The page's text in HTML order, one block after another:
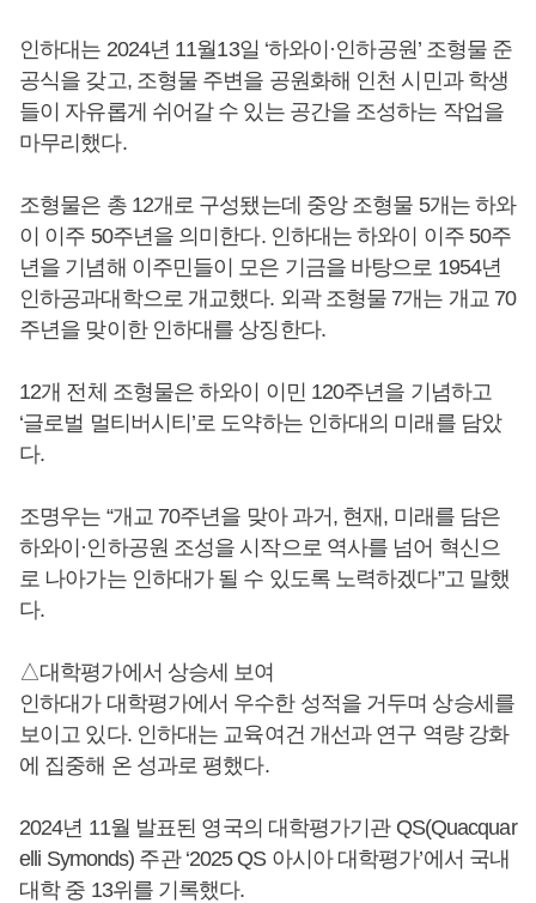
인하대는 2024년 11월13일 ‘하와이·인하공원’ 조형물 준
공식을 갖고, 조형물 주변을 공원화해 인천 시민과 학생
들이 자유롭게 쉬어갈 수 있는 공간을 조성하는 작업을
마무리했다.
조형물은 총 12개로 구성됐는데 중앙 조형물 5개는 하와
이 이주 50주년을 의미한다. 인하대는 하와이 이주 50주
년을 기념해 이주민들이 모은 기금을 바탕으로 1954년
인하공과대학으로 개교했다. 외곽 조형물 7개는 개교 70
주년을 맞이한 인하대를 상징한다.
12개 전체 조형물은 하와이 이민 120주년을 기념하고
‘글로벌 멀티버시티’로 도약하는 인하대의 미래를 담았
다.
조명우는 “개교 70주년을 맞아 과거, 현재, 미래를 담은
하와이·인하공원 조성을 시작으로 역사를 넘어 혁신으
로 나아가는 인하대가 될 수 있도록 노력하겠다”고 말했
다.
△대학평가에서 상승세 보여
인하대가 대학평가에서 우수한 성적을 거두며 상승세를
보이고 있다. 인하대는 교육여건 개선과 연구 역량 강화
에 집중해 온 성과로 평했다.
2024년 11월 발표된 영국의 대학평가기관 QS(Quacquar
elli Symonds) 주관 ‘2025 QS 아시아 대학평가’에서 국내
대학 중 13위를 기록했다.